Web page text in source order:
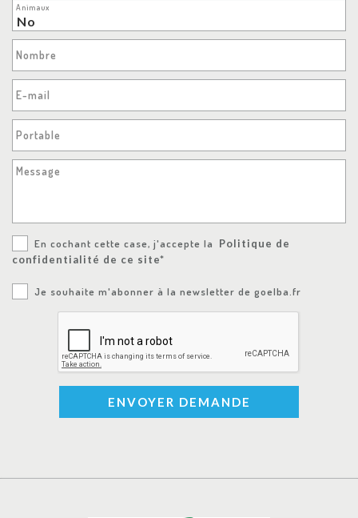
Animaux
Nombre
E-mail
Portable
Message
En cochant cette case, j'accepte la
Politique de
confidentialité de ce site*
Je souhaite m'abonner à la newsletter de goelba.fr
ENVOYER DEMANDE